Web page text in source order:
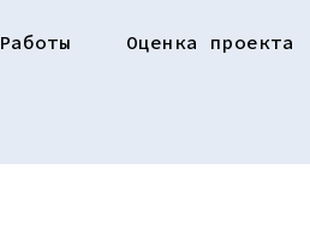
Работы Оценка проекта